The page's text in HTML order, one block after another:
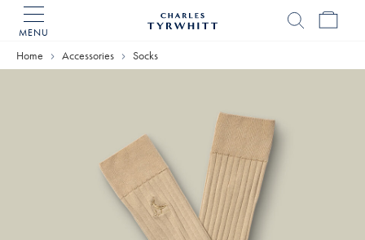
MENU
Home
Home Accessories Socks